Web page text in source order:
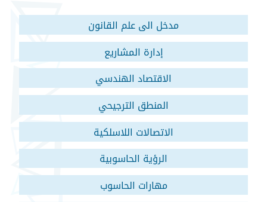
مدخل الى علم القانون
إدارة المشاريع
الاقتصاد الهندسي
المنطق الترجيحي
الاتصالات اللاسلكية
الرؤية الحاسوبية
مهارات الحاسوب